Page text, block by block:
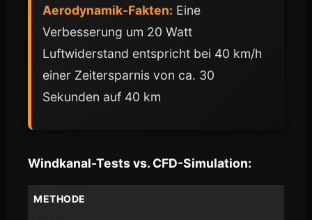
Aerodynamik-Fakten: Eine
Verbesserung um 20 Watt
Luftwiderstand entspricht bei 40 km/h
einer Zeitersparnis von ca. 30
Sekunden auf 40 km
Windkanal-Tests vs. CFD-Simulation:
METHODE